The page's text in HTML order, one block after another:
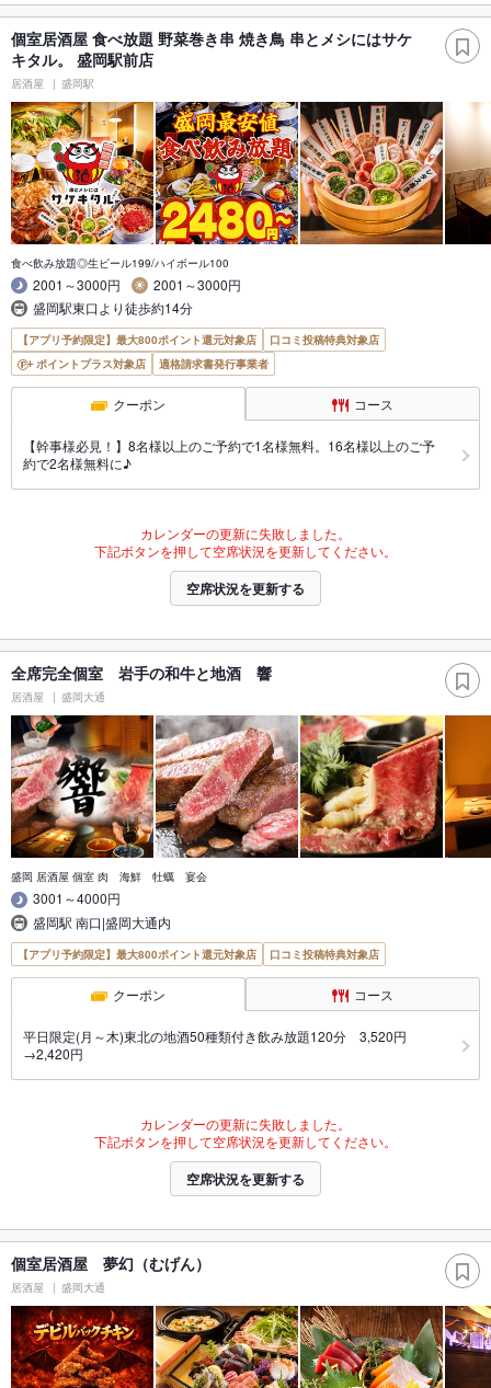
個室居酒屋 食べ放題 野菜巻き串 焼き鳥 串とメシにはサケ
キタル。 盛岡駅前店
居酒屋 盛岡駅
食べ飲み放題◎生ビール199/ハイボール100
2001～3000円
2001～3000円
盛岡駅東口より徒歩約14分
【アプリ予約限定】最大800ポイント還元対象店
口コミ投稿特典対象店
ポイントプラス対象店
適格請求書発行事業者
クーポン コース
【幹事様必見！】8名様以上のご予約で1名様無料。16名様以上のご予
約で2名様無料に♪
カレンダーの更新に失敗しました。
下記ボタンを押して空席状況を更新してください。
空席状況を更新する
全席完全個室 岩手の和牛と地酒 響
居酒屋 盛岡大通
盛岡 居酒屋 個室 肉 海鮮 牡蠣 宴会
3001～4000円
盛岡駅 南口|盛岡大通内
【アプリ予約限定】最大800ポイント還元対象店 口コミ投稿特典対象店
クーポン コース
平日限定(月～木)東北の地酒50種類付き飲み放題120分 3,520円
→2,420円
カレンダーの更新に失敗しました。
下記ボタンを押して空席状況を更新してください。
空席状況を更新する
個室居酒屋 夢幻（むげん）
居酒屋 盛岡大通